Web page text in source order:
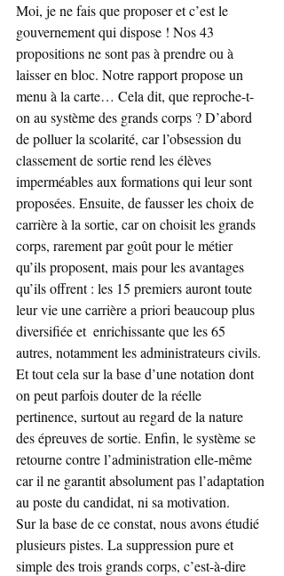
Moi, je ne fais que proposer et c’est le
gouvernement qui dispose ! Nos 43
propositions ne sont pas à prendre ou à
laisser en bloc. Notre rapport propose un
menu à la carte… Cela dit, que reproche-t-
on au système des grands corps ? D’abord
de polluer la scolarité, car l’obsession du
classement de sortie rend les élèves
imperméables aux formations qui leur sont
proposées. Ensuite, de fausser les choix de
carrière à la sortie, car on choisit les grands
corps, rarement par goût pour le métier
qu’ils proposent, mais pour les avantages
qu’ils offrent : les 15 premiers auront toute
leur vie une carrière a priori beaucoup plus
diversifiée et  enrichissante que les 65
autres, notamment les administrateurs civils.
Et tout cela sur la base d’une notation dont
on peut parfois douter de la réelle
pertinence, surtout au regard de la nature
des épreuves de sortie. Enfin, le système se
retourne contre l’administration elle-même
car il ne garantit absolument pas l’adaptation
au poste du candidat, ni sa motivation.
Sur la base de ce constat, nous avons étudié
plusieurs pistes. La suppression pure et
simple des trois grands corps, c’est-à-dire